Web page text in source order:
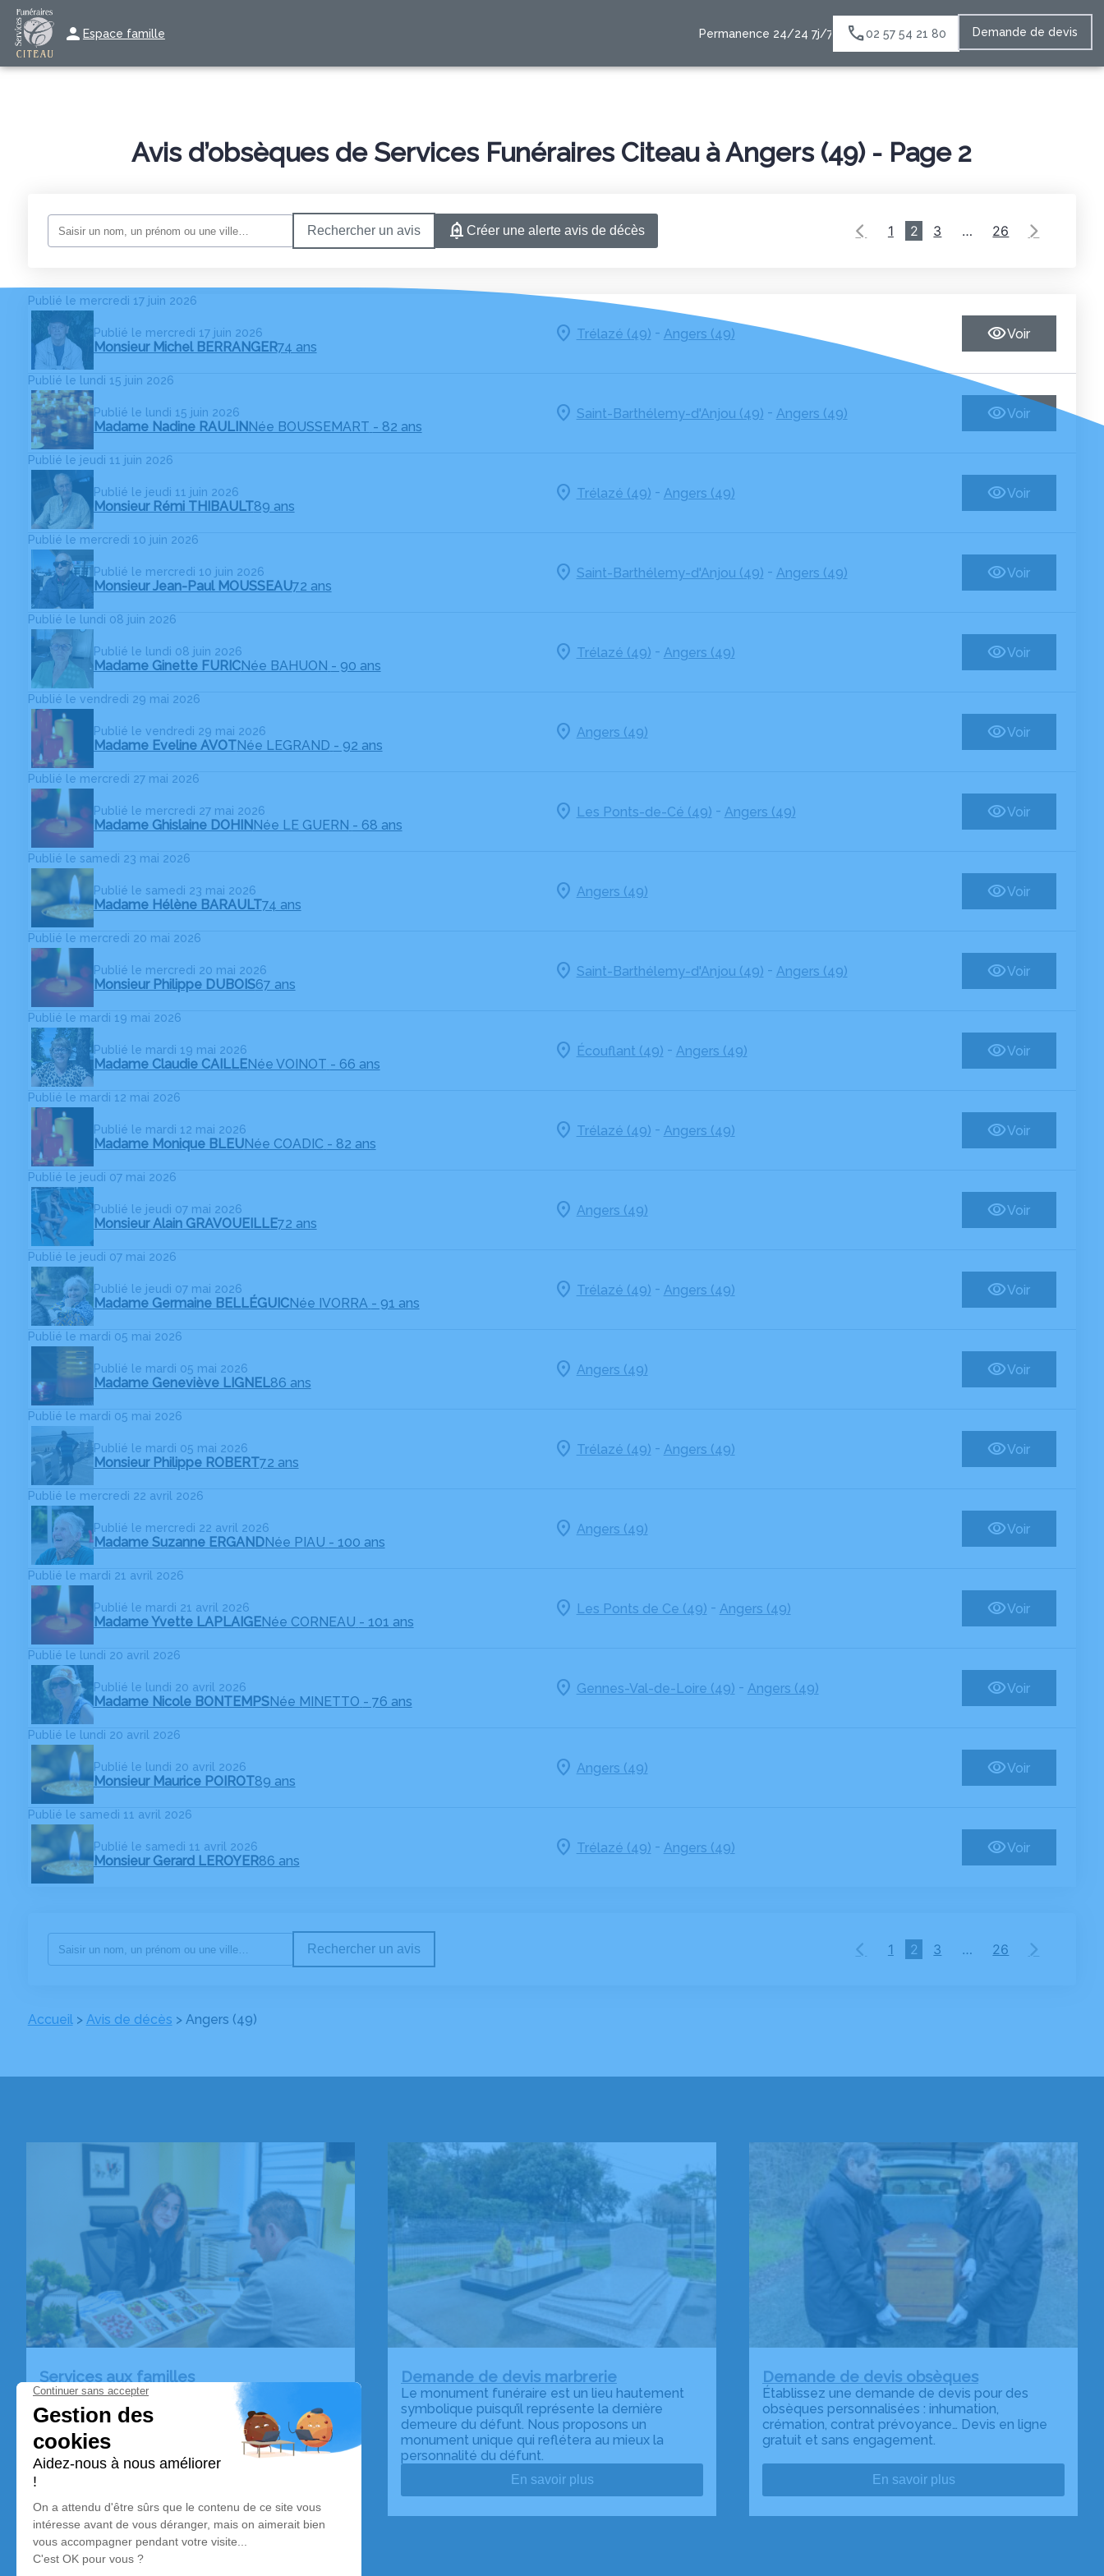
Espace famille Permanence 24/24 7j/7 02 57 54 21 80 Demande de devis
NOS SERVICES NOS AGENCES
Avis d’obsèques de Services Funéraires Citeau à Angers (49) - Page 2
Rechercher un avis Créer une alerte avis de décès 1 2 3 … 26
Publié le mercredi 17 juin 2026
Publié le mercredi 17 juin 2026
Monsieur Michel BERRANGER74 ans
Trélazé (49) - Angers (49) Voir
Publié le lundi 15 juin 2026
Publié le lundi 15 juin 2026
Madame Nadine RAULIN Née BOUSSEMART - 82 ans
Saint-Barthélemy-d'Anjou (49) - Angers (49) Voir
Publié le jeudi 11 juin 2026
Publié le jeudi 11 juin 2026
Monsieur Rémi THIBAULT89 ans
Trélazé (49) - Angers (49) Voir
Publié le mercredi 10 juin 2026
Publié le mercredi 10 juin 2026
Monsieur Jean-Paul MOUSSEAU72 ans
Saint-Barthélemy-d'Anjou (49) - Angers (49) Voir
Publié le lundi 08 juin 2026
Publié le lundi 08 juin 2026
Madame Ginette FURICNée BAHUON - 90 ans
Trélazé (49) - Angers (49) Voir
Publié le vendredi 29 mai 2026
Publié le vendredi 29 mai 2026
Madame Eveline AVOTNée LEGRAND - 92 ans
Angers (49) Voir
Publié le mercredi 27 mai 2026
Publié le mercredi 27 mai 2026
Madame Ghislaine DOHIN Née LE GUERN - 68 ans
Les Ponts-de-Cé (49) - Angers (49) Voir
Publié le samedi 23 mai 2026
Publié le samedi 23 mai 2026
Madame Hélène BARAULT74 ans
Angers (49) Voir
Publié le mercredi 20 mai 2026
Publié le mercredi 20 mai 2026
Monsieur Philippe DUBOIS67 ans
Saint-Barthélemy-d'Anjou (49) - Angers (49) Voir
Publié le mardi 19 mai 2026
Publié le mardi 19 mai 2026
Madame Claudie CAILLENée VOINOT - 66 ans
Écouflant (49) - Angers (49) Voir
Publié le mardi 12 mai 2026
Publié le mardi 12 mai 2026
Madame Monique BLEUNée COADIC - 82 ans
Trélazé (49) - Angers (49) Voir
Publié le jeudi 07 mai 2026
Publié le jeudi 07 mai 2026
Monsieur Alain GRAVOUEILLE72 ans
Angers (49) Voir
Publié le jeudi 07 mai 2026
Publié le jeudi 07 mai 2026
Madame Germaine BELLÉGUICNée IVORRA - 91 ans
Trélazé (49) - Angers (49) Voir
Publié le mardi 05 mai 2026
Publié le mardi 05 mai 2026
Madame Geneviève LIGNEL86 ans
Angers (49) Voir
Publié le mardi 05 mai 2026
Publié le mardi 05 mai 2026
Monsieur Philippe ROBERT72 ans
Trélazé (49) - Angers (49) Voir
Publié le mercredi 22 avril 2026
Publié le mercredi 22 avril 2026
Madame Suzanne ERGANDNée PIAU - 100 ans
Angers (49) Voir
Publié le mardi 21 avril 2026
Publié le mardi 21 avril 2026
Madame Yvette LAPLAIGENée CORNEAU - 101 ans
Les Ponts de Ce (49) - Angers (49) Voir
Publié le lundi 20 avril 2026
Publié le lundi 20 avril 2026
Madame Nicole BONTEMPSNée MINETTO - 76 ans
Gennes-Val-de-Loire (49) - Angers (49) Voir
Publié le lundi 20 avril 2026
Publié le lundi 20 avril 2026
Monsieur Maurice POIROT89 ans
Angers (49) Voir
Publié le samedi 11 avril 2026
Publié le samedi 11 avril 2026
Monsieur Gerard LEROYER86 ans
Trélazé (49) - Angers (49) Voir
Rechercher un avis 1 2 3 … 26
Accueil> Avis de décès > Angers (49)
Services aux familles
Notre entreprise met à votre disposition des
services pour simplifier votre contribution aux
obsèques et vous permettre de vivre plus
sereinement votre deuil.
Demande de devis marbrerie
Le monument funéraire est un lieu hautement
symbolique puisqu’il représente la dernière
demeure du défunt. Nous proposons un
monument unique qui reflétera au mieux la
personnalité du défunt.
En savoir plus
Demande de devis obsèques
Établissez une demande de devis pour des
obsèques personnalisées : inhumation,
crémation, contrat prévoyance… Devis en ligne
gratuit et sans engagement.
En savoir plus